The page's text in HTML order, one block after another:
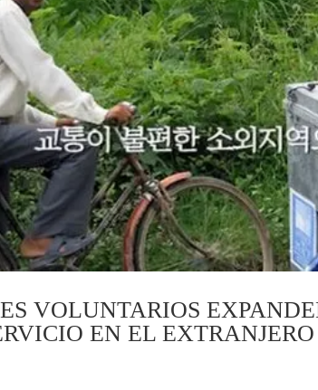
VOLUNTARIOS
EN EL EXTRANJERO